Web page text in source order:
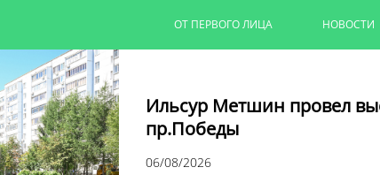
ОТ ПЕРВОГО ЛИЦА НОВОСТИ
Ильсур Метшин провел
пр.Победы
06/08/2026